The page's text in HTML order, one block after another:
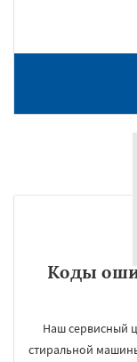
Коды
Наш сервисный
стиральной